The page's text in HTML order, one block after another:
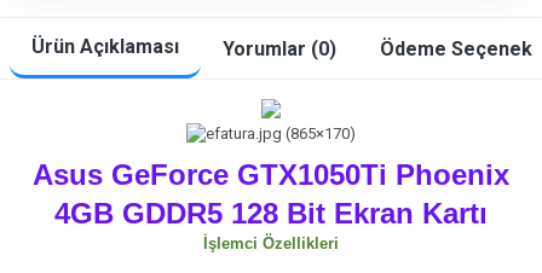
Ürün Açıklaması Yorumlar (0) Ödeme
Asus GeForce GTX1050Ti Phoenix
4GB GDDR5 128 Bit Ekran Kartı
İşlemci Özellikleri